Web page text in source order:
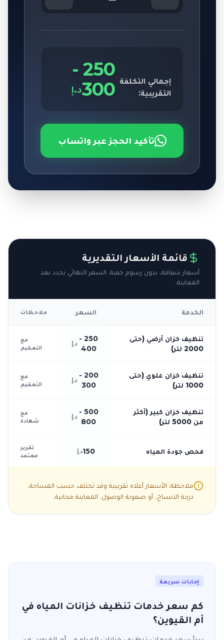
إجمالي التكلفة
التقريبية:
250
-
300د.إ
تأكيد الحجز عبر واتساب
قائمة الأسعار التقديرية
أسعار شفافة، بدون رسوم خفية. السعر النهائي يحدد بعد
المعاينة.
الخدمة السعر ملاحظات
تنظيف خزان أرضي (حتى
2000 لتر)
250 -
400
د.إ
مع
التعقيم
تنظيف خزان علوي (حتى
1000 لتر)
200 -
300
د.إ
مع
التعقيم
تنظيف خزان كبير (أكثر
من 5000 لتر)
500 -
800
د.إ
مع
شهادة
فحص جودة المياه 150د.إ
تقرير
معتمد
ملاحظة: الأسعار أعلاه تقريبية وقد تختلف حسب المساحة،
درجة الاتساخ، أو صعوبة الوصول. المعاينة مجانية.
إجابات سريعة
كم سعر خدمات تنظيف خزانات المياه في
أم القيوين؟